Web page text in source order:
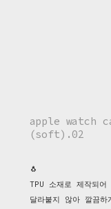
apple watch
(soft).02
🐧
TPU 소재로 제작되어
달라붙지 않아 깔끔하